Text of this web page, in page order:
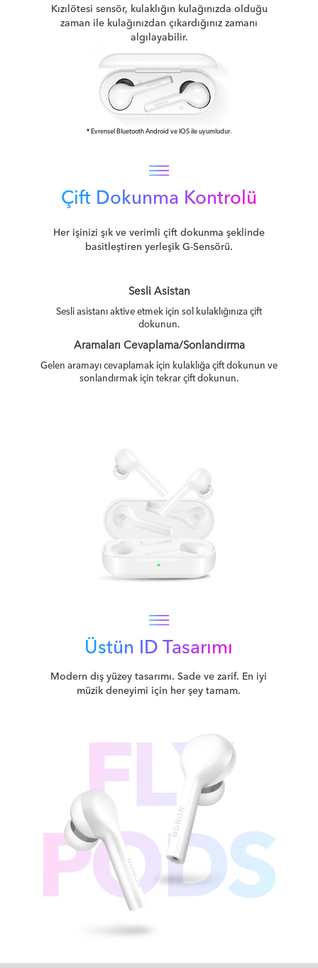
Kızılötesi sensör, kulaklığın kulağınızda olduğu
zaman ile kulağınızdan çıkardığınız zamanı
algılayabilir.
* Evrensel Bluetooth Android ve IOS ile uyumludur.
Çift Dokunma Kontrolü
Her işinizi şık ve verimli çift dokunma şeklinde
basitleştiren yerleşik G-Sensörü.
Sesli Asistan
Sesli asistanı aktive etmek için sol kulaklığınıza çift
dokunun.
Aramaları Cevaplama/Sonlandırma
Gelen aramayı cevaplamak için kulaklığa çift dokunun ve
sonlandırmak için tekrar çift dokunun.
Üstün ID Tasarımı
Modern dış yüzey tasarımı. Sade ve zarif. En iyi
müzik deneyimi için her şey tamam.